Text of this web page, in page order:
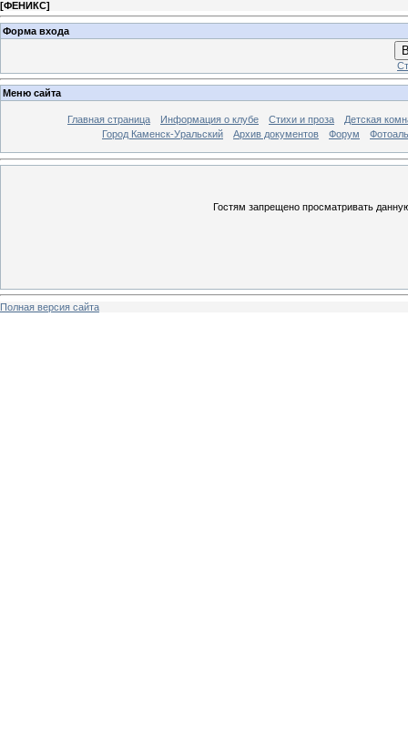
[ФЕНИКС]
Форма входа
Меню сайта
Главная страница Информация о клубе Стихи и проза
Детская
Город Каменск-Уральский
Архив документов Форум
Гостям запрещено просматривать
Полная версия сайта